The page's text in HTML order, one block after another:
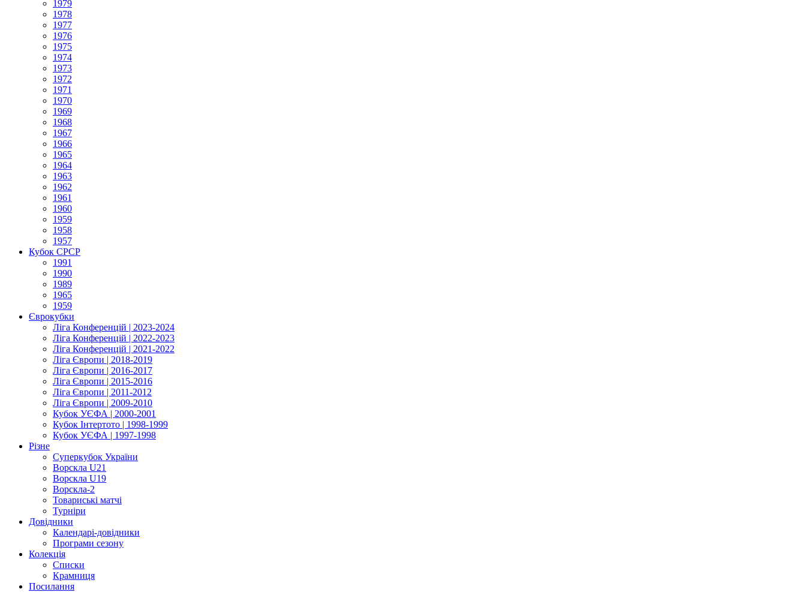
1979
1978
1977
1976
1975
1974
1973
1972
1971
1970
1969
1968
1967
1966
1965
1964
1963
1962
1961
1960
1959
1958
1957
Кубок СРСР
1991
1990
1989
1965
1959
Єврокубки
Ліга Конференцій | 2023-2024
Ліга Конференцій | 2022-2023
Ліга Конференцій | 2021-2022
Ліга Європи | 2018-2019
Ліга Європи | 2016-2017
Ліга Європи | 2015-2016
Ліга Європи | 2011-2012
Ліга Європи | 2009-2010
Кубок УЄФА | 2000-2001
Кубок Інтертото | 1998-1999
Кубок УЄФА | 1997-1998
Різне
Суперкубок України
Ворскла U21
Ворскла U19
Ворскла-2
Товариські матчі
Турніри
Довідники
Календарі-довідники
Програми сезону
Колекція
Списки
Крамниця
Посилання